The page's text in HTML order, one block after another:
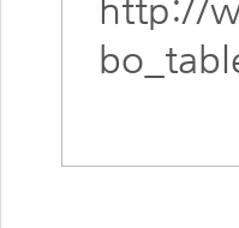
http://